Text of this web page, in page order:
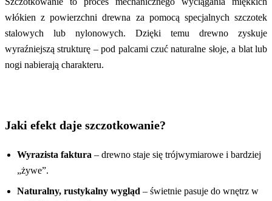
włókien z powierzchni drewna za pomocą specjalnych szczotek
stalowych lub nylonowych. Dzięki temu drewno zyskuje
wyraźniejszą strukturę – pod palcami czuć naturalne słoje, a blat lub
nogi nabierają charakteru.
Jaki efekt daje szczotkowanie?
Wyrazista faktura – drewno staje się trójwymiarowe i bardziej
„żywe”.
Naturalny, rustykalny wygląd – świetnie pasuje do wnętrz w